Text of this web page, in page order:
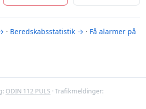
· Beredskabsstatistik → · Få alarmer på
ODIN 112 PULS · Trafikmeldinger: